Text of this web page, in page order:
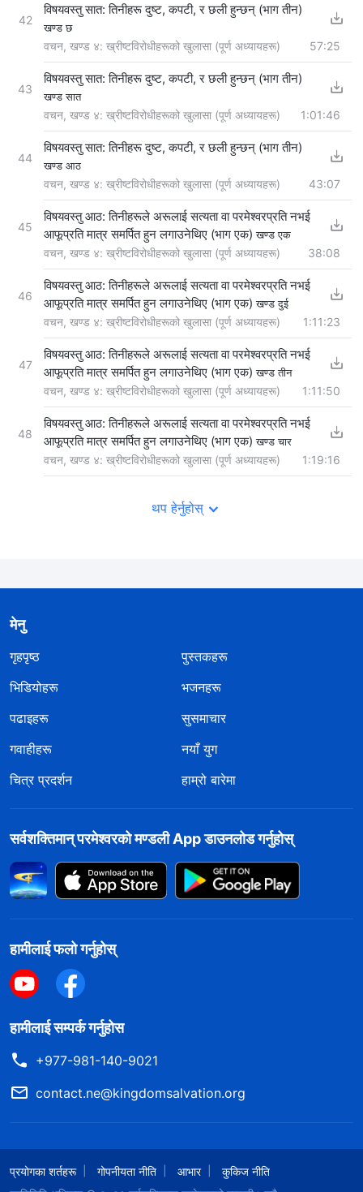
42
विषयवस्तु सात: तिनीहरू दुष्ट, कपटी, र छली हुन्छन् (भाग तीन)
खण्ड छ
वचन, खण्ड ४: ख्रीष्टविरोधीहरूको खुलासा (पूर्ण अध्यायहरू) 57:25
43
विषयवस्तु सात: तिनीहरू दुष्ट, कपटी, र छली हुन्छन् (भाग तीन)
खण्ड सात
वचन, खण्ड ४: ख्रीष्टविरोधीहरूको खुलासा (पूर्ण अध्यायहरू) 1:01:46
44
विषयवस्तु सात: तिनीहरू दुष्ट, कपटी, र छली हुन्छन् (भाग तीन)
खण्ड आठ
वचन, खण्ड ४: ख्रीष्टविरोधीहरूको खुलासा (पूर्ण अध्यायहरू) 43:07
45
विषयवस्तु आठ: तिनीहरूले अरूलाई सत्यता वा परमेश्‍वरप्रति नभई
आफूप्रति मात्र समर्पित हुन लगाउनेथिए (भाग एक)खण्ड एक
वचन, खण्ड ४: ख्रीष्टविरोधीहरूको खुलासा (पूर्ण अध्यायहरू) 38:08
46
विषयवस्तु आठ: तिनीहरूले अरूलाई सत्यता वा परमेश्‍वरप्रति नभई
आफूप्रति मात्र समर्पित हुन लगाउनेथिए (भाग एक)खण्ड दुई
वचन, खण्ड ४: ख्रीष्टविरोधीहरूको खुलासा (पूर्ण अध्यायहरू) 1:11:23
47
विषयवस्तु आठ: तिनीहरूले अरूलाई सत्यता वा परमेश्‍वरप्रति नभई
आफूप्रति मात्र समर्पित हुन लगाउनेथिए (भाग एक)खण्ड तीन
वचन, खण्ड ४: ख्रीष्टविरोधीहरूको खुलासा (पूर्ण अध्यायहरू) 1:11:50
48
विषयवस्तु आठ: तिनीहरूले अरूलाई सत्यता वा परमेश्‍वरप्रति नभई
आफूप्रति मात्र समर्पित हुन लगाउनेथिए (भाग एक)खण्ड चार
वचन, खण्ड ४: ख्रीष्टविरोधीहरूको खुलासा (पूर्ण अध्यायहरू) 1:19:16
थप हेर्नुहोस्
मेनु
गृहपृष्ठ
पुस्तकहरू
भिडियोहरू
भजनहरू
पढाइहरू
सुसमाचार
गवाहीहरू
नयाँ युग
चित्र प्रदर्शन
हाम्रो बारेमा
सर्वशक्तिमान्‌ परमेश्‍वरको मण्डली App डाउनलोड गर्नुहोस्
हामीलाई फलो गर्नुहोस्
हामीलाई सम्पर्क गर्नुहोस
+977-981-140-9021
contact.ne@kingdomsalvation.org
प्रयोगका शर्तहरू गोपनीयता नीति आभार
कुकिज नीति